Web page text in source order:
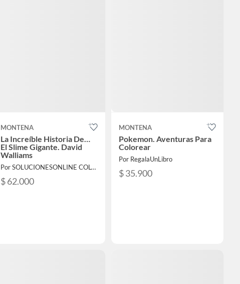
MONTENA
La Increíble Historia De…
El Slime Gigante. David
Walliams
Por SOLUCIONESONLINE COLOMBIA SAS
$ 62.000
MONTENA
Pokemon. Aventuras Para
Colorear
Por RegalaUnLibro
$ 35.900